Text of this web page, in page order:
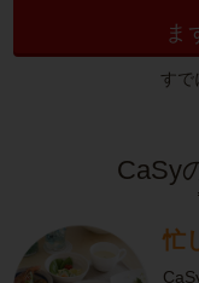
ま
すで
CaSy
忙